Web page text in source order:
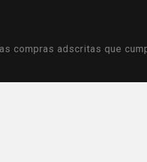
compras adscritas que